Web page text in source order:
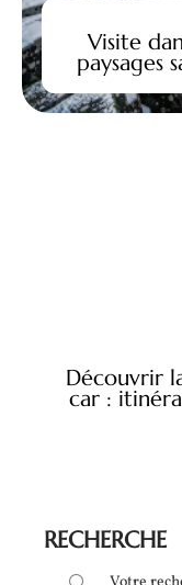
Visite
paysages
Découvrir
car :
RECHERCHE